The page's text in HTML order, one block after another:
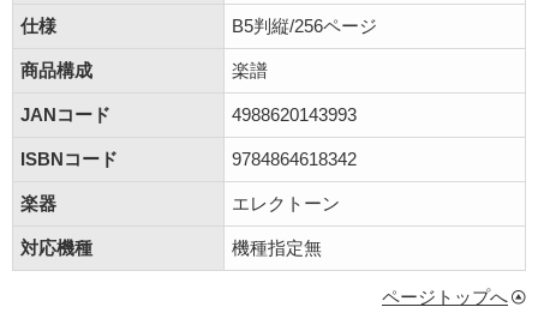
仕様 B5判縦/256ページ
商品構成 楽譜
JANコード 4988620143993
ISBNコード 9784864618342
楽器 エレクトーン
対応機種 機種指定無
ページトップへ